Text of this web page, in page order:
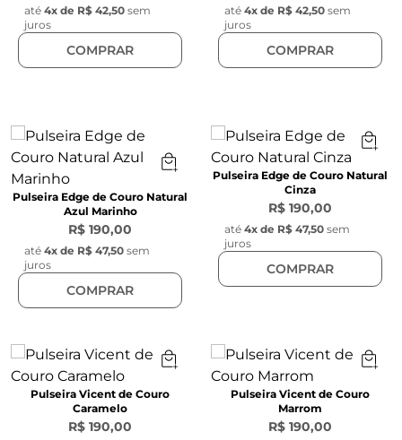
até 4x de R$ 42,50 sem
juros
COMPRAR
até 4x de R$ 42,50 sem
juros
COMPRAR
Pulseira Edge de Couro Natural
Azul Marinho
R$ 190,00
até 4x de R$ 47,50 sem
juros
COMPRAR
Pulseira Edge de Couro Natural
Cinza
R$ 190,00
até 4x de R$ 47,50 sem
juros
COMPRAR
Pulseira Vicent de Couro
Caramelo
R$ 190,00
Pulseira Vicent de Couro
Marrom
R$ 190,00